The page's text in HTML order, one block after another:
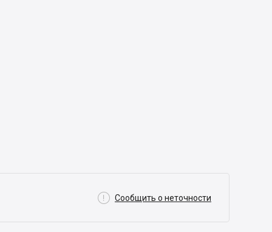
 Сообщить о неточности